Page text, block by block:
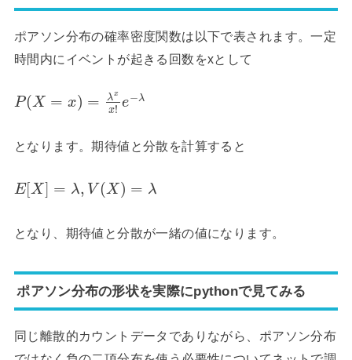
ポアソン分布の確率密度関数は以下で表されます。一定
時間内にイベントが起きる回数をxとして
P (X = x) = λx
x! e−λ
となります。期待値と分散を計算すると
E[X] = λ, V (X ) = λ
となり、期待値と分散が一緒の値になります。
ポアソン分布の形状を実際にpythonで見てみる
同じ離散的カウントデータでありながら、ポアソン分布